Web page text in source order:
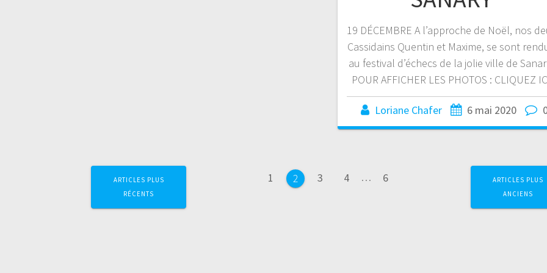
19 DÉCEMBRE A l’approche de Noël, nos
Cassidains Quentin et Maxime, se sont
au festival d’échecs de la jolie ville de
POUR AFFICHER LES PHOTOS : CLIQUEZ
Loriane Chafer 6 mai 2020
Navigation
au
ARTICLES PLUS
RÉCENTS
Page
1 Page
2 Page
3 Page
4 … Page
6
ARTICLES PLUS
ANCIENS